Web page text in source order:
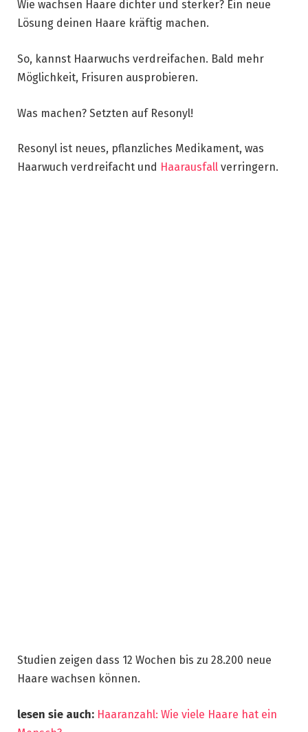
Wie wachsen Haare dichter und sterker? Ein neue
Lösung deinen Haare kräftig machen.
So, kannst Haarwuchs verdreifachen. Bald mehr
Möglichkeit, Frisuren ausprobieren.
Was machen? Setzten auf Resonyl!
Resonyl ist neues, pflanzliches Medikament, was
Haarwuch verdreifacht und Haarausfall verringern.
Studien zeigen dass 12 Wochen bis zu 28.200 neue
Haare wachsen können.
lesen sie auch: Haaranzahl: Wie viele Haare hat ein